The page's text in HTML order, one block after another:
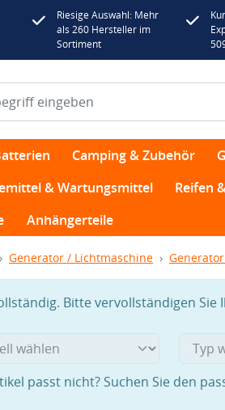
Riesige Auswahl: Mehr
als 260 Hersteller im
Sortiment
Camping & Zubehör
& Wartungsmittel Reifen
Anhängerteile
Generator / Lichtmaschine
Bitte vervollständigen Sie
passt nicht? Suchen Sie den